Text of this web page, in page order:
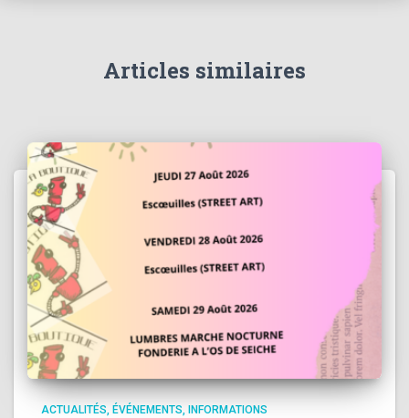
Articles similaires
ACTUALITÉS ÉVÉNEMENTS INFORMATIONS